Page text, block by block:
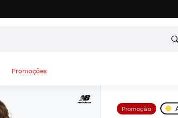
Promoções
Promoção